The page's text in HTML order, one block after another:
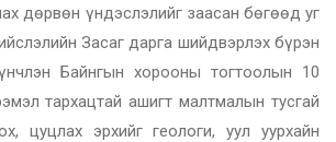
дөрвөн үндэслэлийг заасан бөгөөд уг
Засаг дарга шийдвэрлэх бүрэн
Байнгын хорооны тогтоолын 10
тархацтай ашигт малтмалын тусгай
цуцлах эрхийг геологи, уул уурхайн